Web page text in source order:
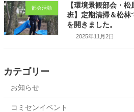
部会活動
【環境景観部会・松
班】定期清掃＆松林
を開きました。
2025年11月2日
カテゴリー
お知らせ
コミセンイベント